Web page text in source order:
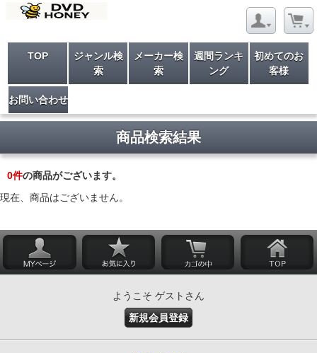
TOP
ジャンル検
索
メーカー検
索
週間ランキ
ング
初めてのお
客様
お問い合わせ
商品検索結果
0件の商品がございます。
現在、商品はございません。
ようこそ ゲストさん
新規会員登録